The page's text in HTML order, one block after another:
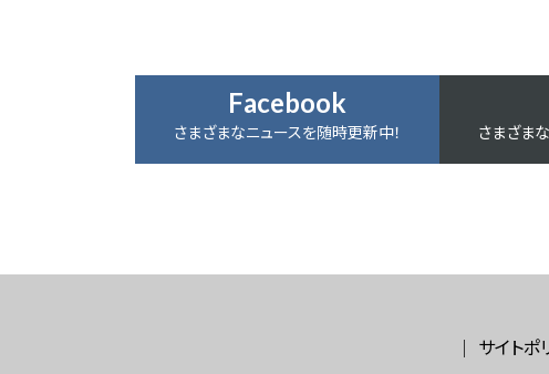
Facebook
さまざまなニュースを随時更新中！ さまざま
サイトポ